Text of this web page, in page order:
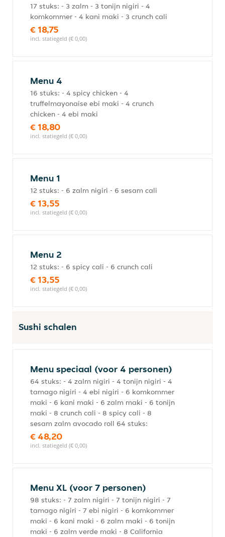
17 stuks: - 3 zalm - 3 tonijn nigiri - 4
komkommer - 4 kani maki - 3 crunch cali
€ 18,75
incl. statiegeld (€ 0,00)
Menu 4
16 stuks: - 4 spicy chicken - 4
truffelmayonaise ebi maki - 4 crunch
chicken - 4 ebi maki
€ 18,80
incl. statiegeld (€ 0,00)
Menu 1
12 stuks: - 6 zalm nigiri - 6 sesam cali
€ 13,55
incl. statiegeld (€ 0,00)
Menu 2
12 stuks: - 6 spicy cali - 6 crunch cali
€ 13,55
incl. statiegeld (€ 0,00)
Sushi schalen
Menu speciaal (voor 4 personen)
64 stuks: - 4 zalm nigiri - 4 tonijn nigiri - 4
tamago nigiri - 4 ebi nigiri - 6 komkommer
maki - 6 kani maki - 6 zalm maki - 6 tonijn
maki - 8 crunch cali - 8 spicy cali - 8
sesam zalm avocado roll 64 stuks:
€ 48,20
incl. statiegeld (€ 0,00)
Menu XL (voor 7 personen)
98 stuks: - 7 zalm nigiri - 7 tonijn nigiri - 7
tamago nigiri - 7 ebi nigiri - 6 komkommer
maki - 6 kani maki - 6 zalm maki - 6 tonijn
maki - 6 zalm verde maki - 8 California